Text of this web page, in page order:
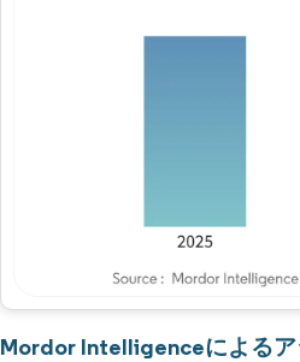
Mordor Intelligenceによる